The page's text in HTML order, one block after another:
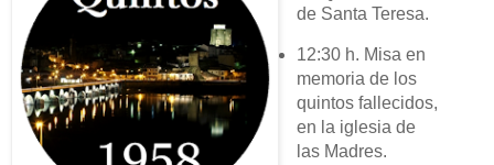
de Santa Teresa.
12:30 h. Misa en
memoria de los
quintos fallecidos,
en la iglesia de
las Madres.